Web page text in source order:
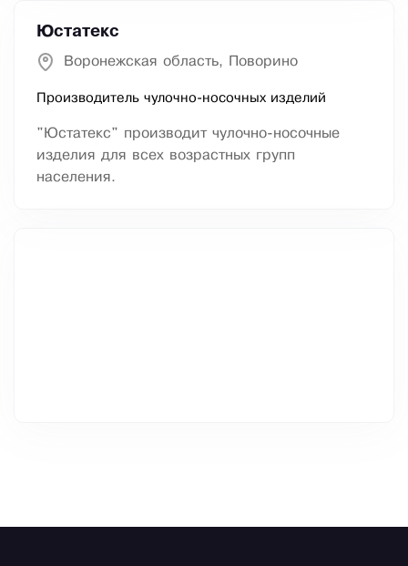
Юстатекс
Воронежская область, Поворино
Производитель чулочно-носочных изделий
"Юстатекс" производит чулочно-носочные
изделия для всех возрастных групп
населения.